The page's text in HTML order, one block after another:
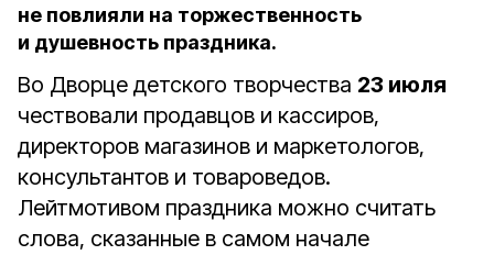
не повлияли на торжественность
и душевность праздника.
Во Дворце детского творчества 23 июля
чествовали продавцов и кассиров,
директоров магазинов и маркетологов,
консультантов и товароведов.
Лейтмотивом праздника можно считать
слова, сказанные в самом начале